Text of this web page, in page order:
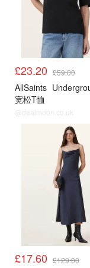
£23.20 £59.00
AllSaints
宽松T恤
@dealmoon.co.uk
£17.60 £129.00